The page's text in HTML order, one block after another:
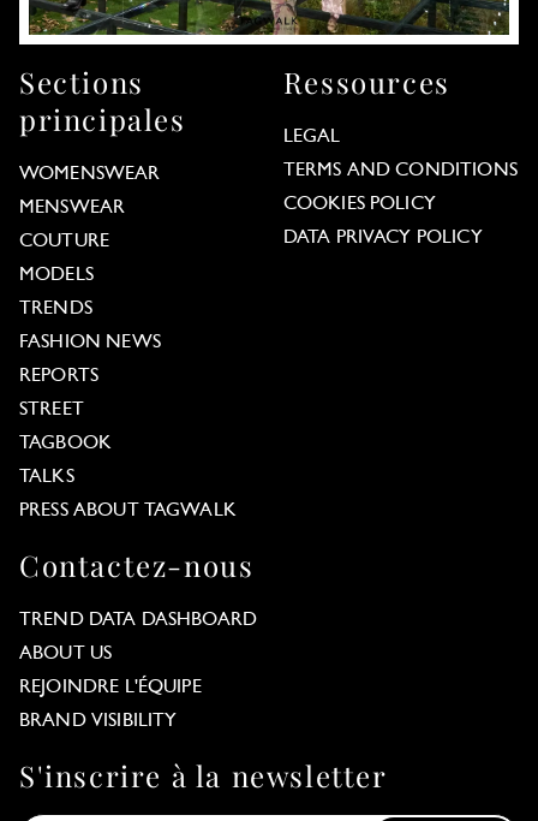
Sections
principales
WOMENSWEAR
MENSWEAR
COUTURE
MODELS
TRENDS
FASHION NEWS
REPORTS
STREET
TAGBOOK
TALKS
PRESS ABOUT TAGWALK
Ressources
LEGAL
TERMS AND CONDITIONS
COOKIES POLICY
DATA PRIVACY POLICY
Contactez-nous
TREND DATA DASHBOARD
ABOUT US
REJOINDRE L'ÉQUIPE
BRAND VISIBILITY
S'inscrire à la newsletter